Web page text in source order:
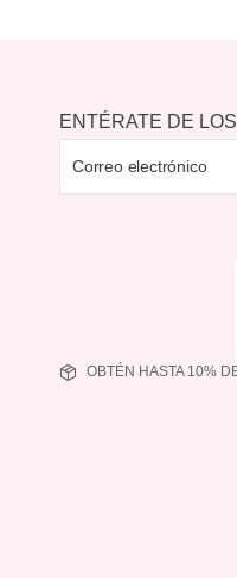
ENTÉRATE DE
OBTÉN HASTA 10%